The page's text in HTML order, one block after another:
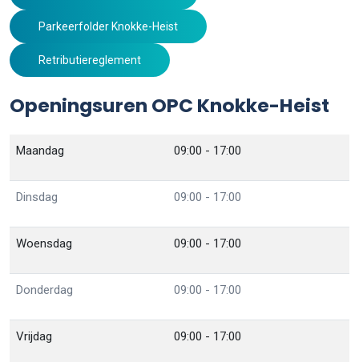
Parkeerfolder Knokke-Heist
Retributiereglement
Openingsuren OPC Knokke-Heist
Maandag 09:00 - 17:00
Dinsdag 09:00 - 17:00
Woensdag 09:00 - 17:00
Donderdag 09:00 - 17:00
Vrijdag 09:00 - 17:00